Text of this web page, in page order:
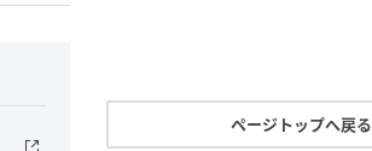
ページトップへ戻る